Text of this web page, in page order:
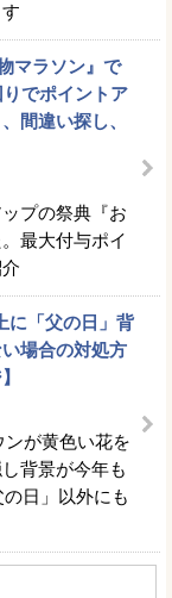
マラソン』で
でポイントア
間違い探し、
プの祭典『お
最大付与ポイ
に「父の日」背
場合の対処方
が黄色い花を
背景が今年も
日」以外にも